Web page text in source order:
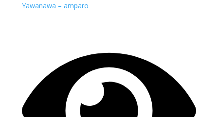
Yawanawa – amparo